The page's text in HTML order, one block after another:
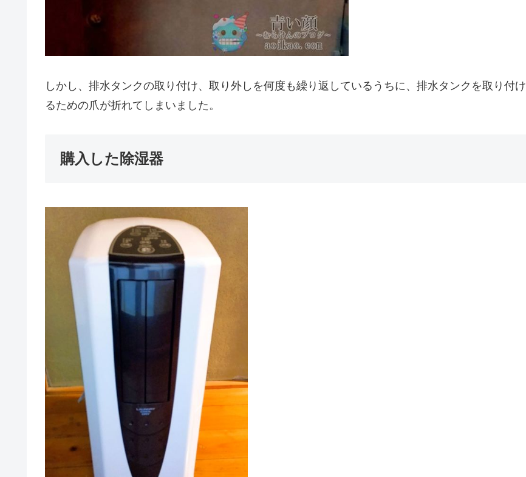
しかし、排水タンクの取り付け、取り外しを何度も繰り返しているうちに、排水タンクを取り付け
るための爪が折れてしまいました。
購入した除湿器